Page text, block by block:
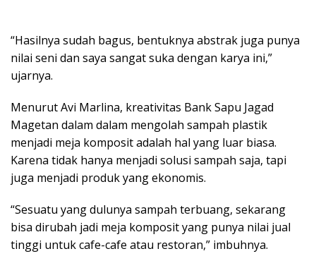
“Hasilnya sudah bagus, bentuknya abstrak juga punya
nilai seni dan saya sangat suka dengan karya ini,”
ujarnya.
Menurut Avi Marlina, kreativitas Bank Sapu Jagad
Magetan dalam dalam mengolah sampah plastik
menjadi meja komposit adalah hal yang luar biasa.
Karena tidak hanya menjadi solusi sampah saja, tapi
juga menjadi produk yang ekonomis.
“Sesuatu yang dulunya sampah terbuang, sekarang
bisa dirubah jadi meja komposit yang punya nilai jual
tinggi untuk cafe-cafe atau restoran,” imbuhnya.